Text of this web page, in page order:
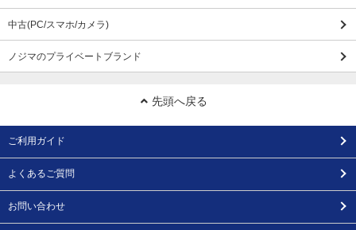
中古(PC/スマホ/カメラ)
ノジマのプライベートブランド
先頭へ戻る
ご利用ガイド
よくあるご質問
お問い合わせ